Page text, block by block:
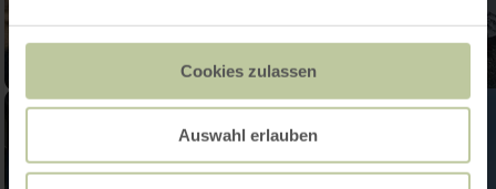
Cookies zulassen
Auswahl erlauben